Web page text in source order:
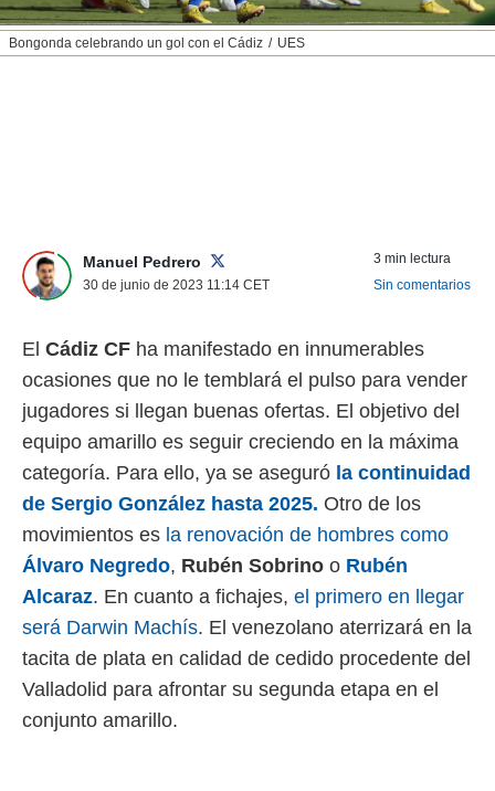
coste.
y análisis
en
así como
y
en
más
nuestra
de
disponible
CONFIGURAR
Bongonda celebrando un gol con el Cádiz UES
Manuel Pedrero
30 de junio de 2023 11:14 CET
3 min lectura
Sin comentarios
El Cádiz CF ha manifestado en innumerables
ocasiones que no le temblará el pulso para vender
jugadores si llegan buenas ofertas. El objetivo del
equipo amarillo es seguir creciendo en la máxima
categoría. Para ello, ya se aseguró la continuidad
de Sergio González hasta 2025. Otro de los
movimientos es la renovación de hombres como
Álvaro Negredo, Rubén Sobrino o Rubén
Alcaraz. En cuanto a fichajes, el primero en llegar
será Darwin Machís. El venezolano aterrizará en la
tacita de plata en calidad de cedido procedente del
Valladolid para afrontar su segunda etapa en el
conjunto amarillo.